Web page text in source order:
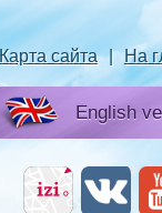
Карта сайта | На
English